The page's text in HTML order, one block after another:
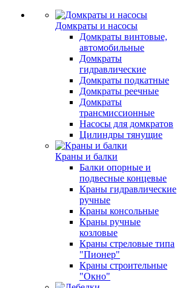
Домкраты и насосы
Домкраты винтовые,
автомобильные
Домкраты
гидравлические
Домкраты подкатные
Домкраты реечные
Домкраты
трансмиссионные
Насосы для домкратов
Цилиндры тянущие
Краны и балки
Балки опорные и
подвесные концевые
Краны гидравлические
ручные
Краны консольные
Краны ручные
козловые
Краны стреловые типа
"Пионер"
Краны строительные
"Окно"